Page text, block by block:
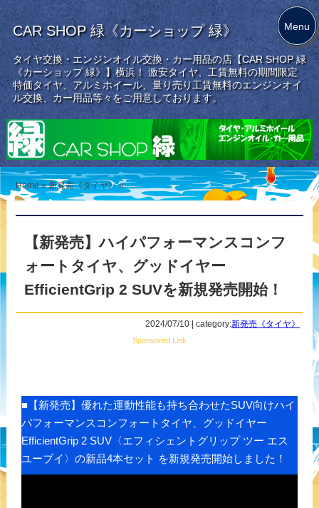
CAR SHOP 緑《カーショップ 緑》
タイヤ交換・エンジンオイル交換・カー用品の店【CAR SHOP 緑
《カーショップ 緑》】横浜！ 激安タイヤ、工賃無料の期間限定
特価タイヤ、アルミホイール、量り売り工賃無料のエンジンオイ
ル交換、カー用品等々をご用意しております。
Home »新発売《タイヤ》 »
【新発売】ハイパフォーマンスコンフ
ォートタイヤ、グッドイヤー
EfficientGrip 2 SUVを新規発売開始！
2024/07/10 | category:新発売《タイヤ》
Sponsored Link
■【新発売】優れた運動性能も持ち合わせたSUV向けハイ
パフォーマンスコンフォートタイヤ、グッドイヤー
EfficientGrip 2 SUV〈エフィシェントグリップ ツー エス
ユーブイ〉の新品4本セット を新規発売開始しました！
Menu